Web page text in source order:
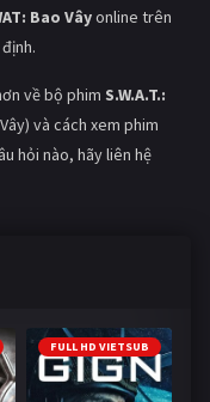
Bao Vâyonline trên
về bộ phim S.W.A.T.:
và cách xem phim
hỏi nào, hãy liên hệ
FULL HD VIETSUB